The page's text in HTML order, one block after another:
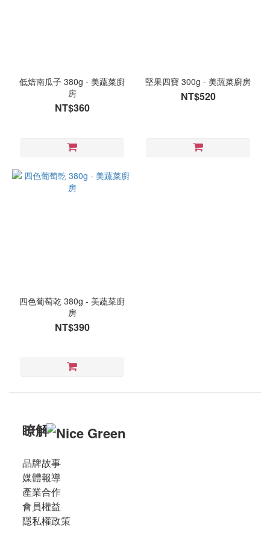
低焙南瓜子 380g - 美蔬菜廚
房
NT$360
堅果四寶 300g - 美蔬菜廚房
NT$520
四色葡萄乾 380g - 美蔬菜廚
房
NT$390
瞭解
品牌故事
媒體報導
產業合作
會員權益
隱私權政策